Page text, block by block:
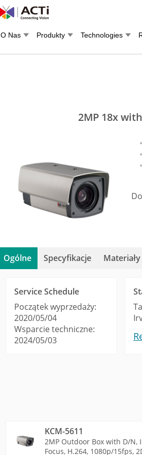
O Nas Produkty Technologies
2MP 18x
Ogólne Specyfikacje Materiały
Service Schedule
Początek wyprzedaży:
2020/05/04
Wsparcie techniczne:
2024/05/03
KCM-5611
2MP Outdoor Box with D/N,
Focus, H.264, 1080p/15fps,